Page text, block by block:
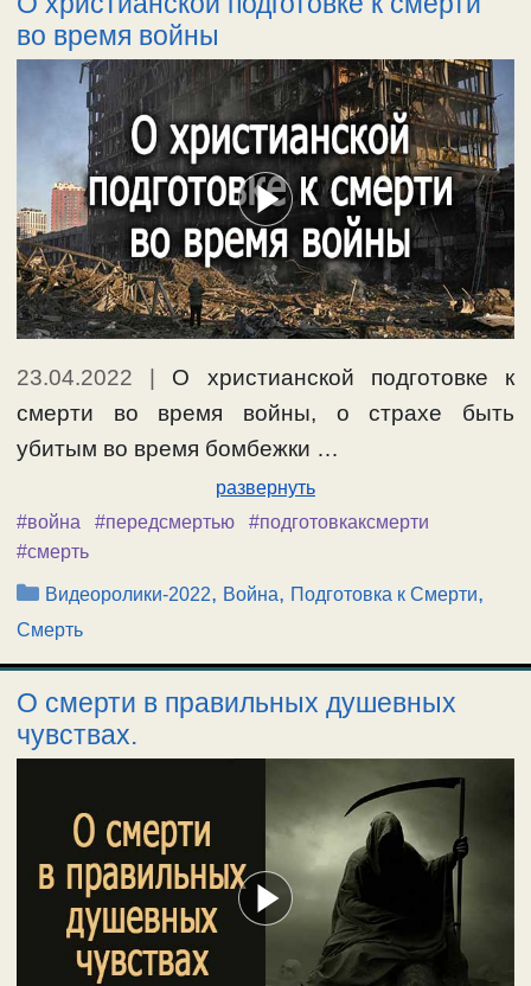
во время войны
23.04.2022
О христианской подготовке к
смерти во время войны, о страхе быть
убитым во время бомбежки …
развернуть
#война
#передсмертью
#подготовкаксмерти
#смерть
Рубрики
Видеоролики-2022, Война, Подготовка к Смерти,
Смерть
О смерти в правильных душевных
чувствах.